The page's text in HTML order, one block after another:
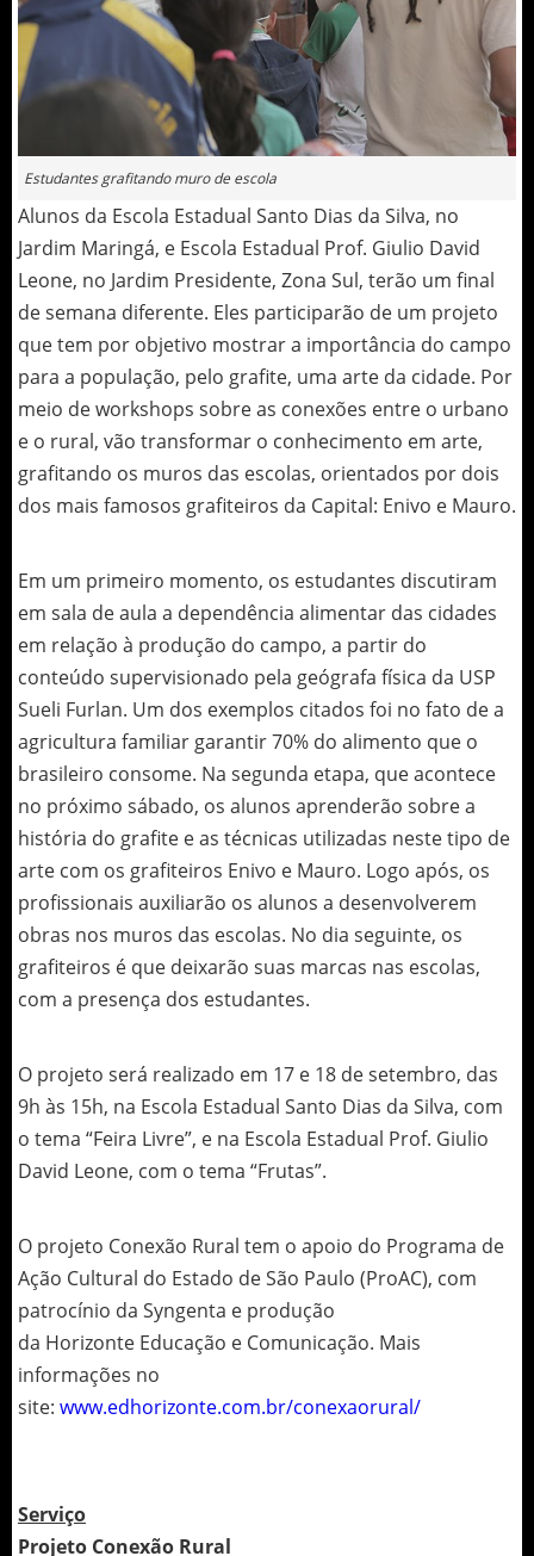
Estudantes grafitando muro de escola
Alunos da Escola Estadual Santo Dias da Silva, no
Jardim Maringá, e Escola Estadual Prof. Giulio David
Leone, no Jardim Presidente, Zona Sul, terão um final
de semana diferente. Eles participarão de um projeto
que tem por objetivo mostrar a importância do campo
para a população, pelo grafite, uma arte da cidade. Por
meio de workshops sobre as conexões entre o urbano
e o rural, vão transformar o conhecimento em arte,
grafitando os muros das escolas, orientados por dois
dos mais famosos grafiteiros da Capital: Enivo e Mauro.
Em um primeiro momento, os estudantes discutiram
em sala de aula a dependência alimentar das cidades
em relação à produção do campo, a partir do
conteúdo supervisionado pela geógrafa física da USP
Sueli Furlan. Um dos exemplos citados foi no fato de a
agricultura familiar garantir 70% do alimento que o
brasileiro consome. Na segunda etapa, que acontece
no próximo sábado, os alunos aprenderão sobre a
história do grafite e as técnicas utilizadas neste tipo de
arte com os grafiteiros Enivo e Mauro. Logo após, os
profissionais auxiliarão os alunos a desenvolverem
obras nos muros das escolas. No dia seguinte, os
grafiteiros é que deixarão suas marcas nas escolas,
com a presença dos estudantes.
O projeto será realizado em 17 e 18 de setembro, das
9h às 15h, na Escola Estadual Santo Dias da Silva, com
o tema “Feira Livre”, e na Escola Estadual Prof. Giulio
David Leone, com o tema “Frutas”.
O projeto Conexão Rural tem o apoio do Programa de
Ação Cultural do Estado de São Paulo (ProAC), com
patrocínio da Syngenta e produção
da Horizonte Educação e Comunicação. Mais
informações no
site: www.edhorizonte.com.br/conexaorural/
Serviço
Projeto Conexão Rural